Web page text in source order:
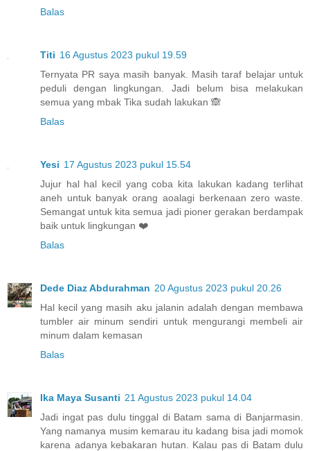
Balas
Titi 16 Agustus 2023 pukul 19.59
Ternyata PR saya masih banyak. Masih taraf belajar untuk
peduli dengan lingkungan. Jadi belum bisa melakukan
semua yang mbak Tika sudah lakukan 🙈
Balas
Yesi 17 Agustus 2023 pukul 15.54
Jujur hal hal kecil yang coba kita lakukan kadang terlihat
aneh untuk banyak orang aoalagi berkenaan zero waste.
Semangat untuk kita semua jadi pioner gerakan berdampak
baik untuk lingkungan ❤️
Balas
Dede Diaz Abdurahman 20 Agustus 2023 pukul 20.26
Hal kecil yang masih aku jalanin adalah dengan membawa
tumbler air minum sendiri untuk mengurangi membeli air
minum dalam kemasan
Balas
Ika Maya Susanti 21 Agustus 2023 pukul 14.04
Jadi ingat pas dulu tinggal di Batam sama di Banjarmasin.
Yang namanya musim kemarau itu kadang bisa jadi momok
karena adanya kebakaran hutan. Kalau pas di Batam dulu